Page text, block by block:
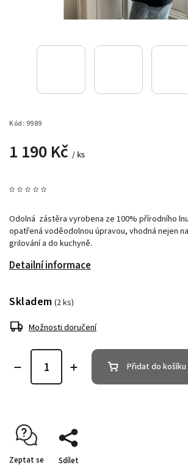
Kód: 9989
1 190 Kč / ks
Odolná zástěra vyrobena ze 100% přírodního
opatřená voděodolnou úpravou, vhodná nejen
grilování a do kuchyně.
Detailní informace
Skladem (2 ks)
Možnosti doručení
Přidat do košíku
Zeptat se Sdílet